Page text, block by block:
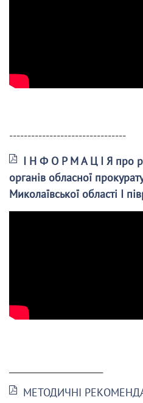
--------------------------------
І Н Ф О Р М А Ц І Я про
органів обласної
Миколаївської області І
МЕТОДИЧНІ